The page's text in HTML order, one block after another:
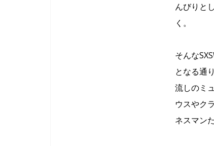
んびりと
く。
そんな
となる通
流しのミ
ウスやク
ネスマン